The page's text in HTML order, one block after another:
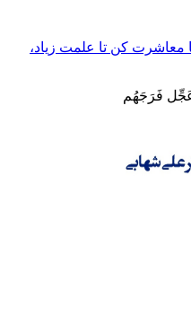
معاشرت کن تا علمت زیاد،
فَرَجَهُم